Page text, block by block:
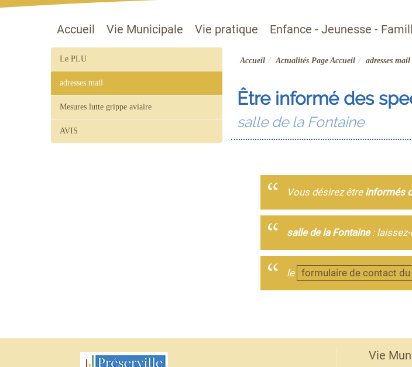
Accueil Vie Municipale Vie pratique Enfance - Jeunesse -
Accueil Actualités Page Accueil adresses mail
Être informé des
salle de la Fontaine
Vous désirez êtreinformés
sallede la Fontaine: laissez-
le formulaire de contact
Le PLU
adresses mail
Mesures lutte grippe aviaire
AVIS
Vie